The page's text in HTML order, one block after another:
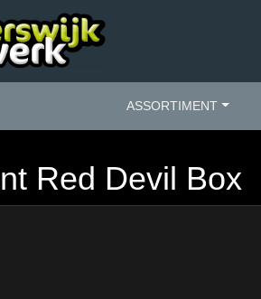
ASSORTIMENT
Red Devil Box